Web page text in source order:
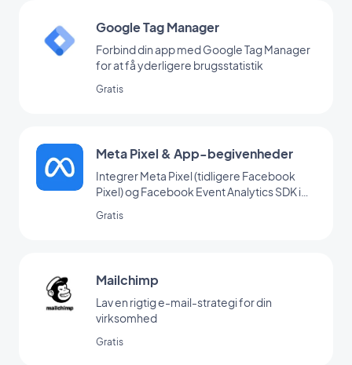
Google Tag Manager
Forbind din app med Google Tag Manager
for at få yderligere brugsstatistik
Gratis
Meta Pixel & App-begivenheder
Integrer Meta Pixel (tidligere Facebook
Pixel) og Facebook Event Analytics SDK i
adfærd og optimere din
Gratis
Mailchimp
Lav en rigtig e-mail-strategi for din
virksomhed
Gratis